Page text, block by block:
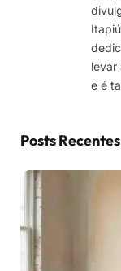
levar
e é
Posts Recentes